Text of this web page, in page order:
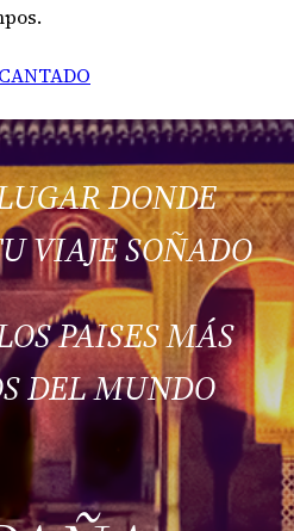
DONDE
VIAJE SOÑADO
PAISES MÁS
DEL MUNDO